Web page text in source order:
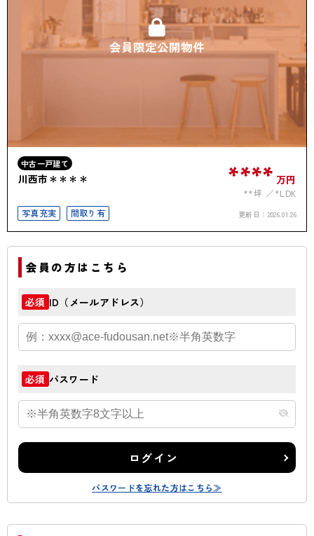
会員限定公開物件
中古一戸建て
川西市＊＊＊＊ **** 万円
**坪
*LDK
写真充実
間取り有 更新日： 2026.01.26
会員の方はこちら
必須 ID（メールアドレス）
必須 パスワード
ログイン
パスワードを忘れた方はこちら≫